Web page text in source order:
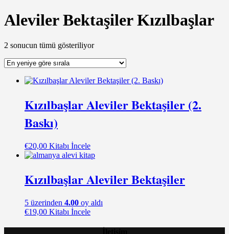
Aleviler Bektaşiler Kızılbaşlar
2 sonucun tümü gösteriliyorEn
Kızılbaşlar Aleviler Bektaşiler (2.
Baskı)
€20,00 Kitabı İncele
Kızılbaşlar Aleviler Bektaşiler
5 üzerinden 4.00 oy aldı
€19,00 Kitabı İncele